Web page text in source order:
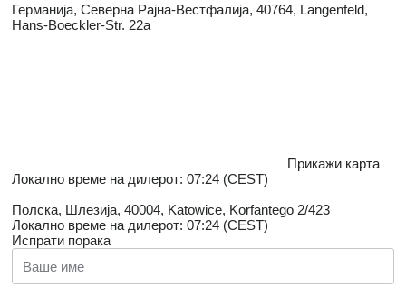
Германија, Северна Рајна-Вестфалија, 40764, Langenfeld,
Hans-Boeckler-Str. 22a
Прикажи карта
Локално време на дилерот: 07:24 (CEST)
Полска, Шлезија, 40004, Katowice, Korfantego 2/423
Локално време на дилерот: 07:24 (CEST)
Испрати порака